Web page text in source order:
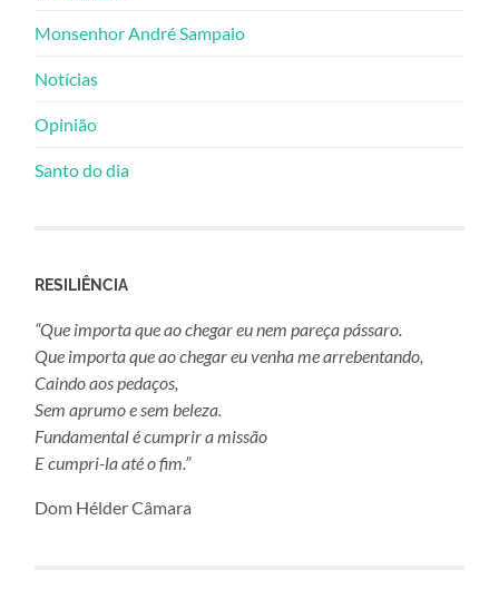
Monsenhor André Sampaio
Notícias
Opinião
Santo do dia
RESILIÊNCIA
“Que importa que ao chegar eu nem pareça pássaro.
Que importa que ao chegar eu venha me arrebentando,
Caindo aos pedaços,
Sem aprumo e sem beleza.
Fundamental é cumprir a missão
E cumpri-la até o fim.”
Dom Hélder Câmara